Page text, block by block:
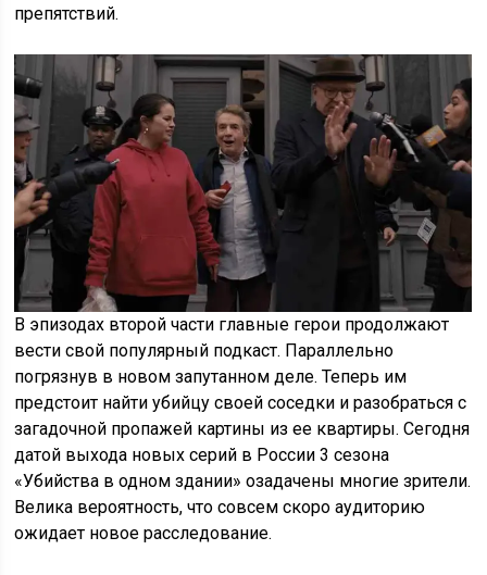
препятствий.
В эпизодах второй части главные герои продолжают
вести свой популярный подкаст. Параллельно
погрязнув в новом запутанном деле. Теперь им
предстоит найти убийцу своей соседки и разобраться с
загадочной пропажей картины из ее квартиры. Сегодня
датой выхода новых серий в России 3 сезона
«Убийства в одном здании» озадачены многие зрители.
Велика вероятность, что совсем скоро аудиторию
ожидает новое расследование.